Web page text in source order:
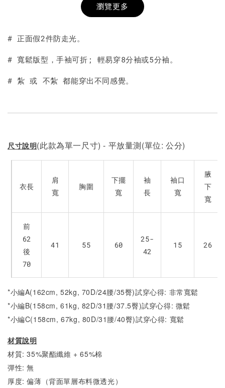
+NT$ 190
-
瀏覽更多
# 正面假2件防走光。
# 寬鬆版型，手袖可折; 輕易穿8分袖或5分袖。
# 紮 或 不紮 都能穿出不同感覺。
尺寸說明(此款為單一尺寸) - 平放量測(單位: 公分)
衣長
肩
寬
胸圍
下擺
寬
袖
長
袖口
寬
腋
下
寬
前
62
後
70
41 55 60
25-
42
15 26
*小編A(162cm, 52kg, 70D/24腰/35臀)試穿心得: 非常寬鬆
*小編B(158cm, 61kg, 82D/31腰/37.5臀)試穿心得: 微鬆
*小編C(158cm, 67kg, 80D/31腰/40臀)試穿心得: 寬鬆
材質說明
材質: 35%聚酯纖維 + 65%棉
彈性: 無
厚度: 偏薄（背面單層布料微透光）